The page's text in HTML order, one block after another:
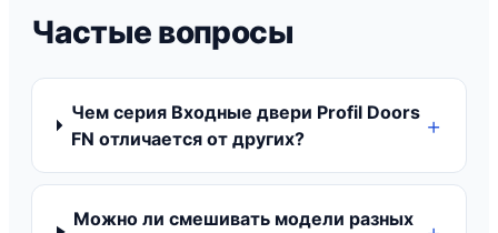
Частые вопросы
Чем серия Входные двери Profil Doors
FN отличается от других?
Можно ли смешивать модели разных